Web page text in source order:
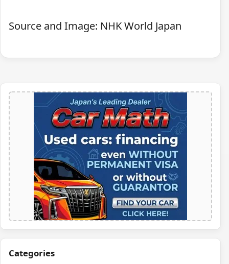
Source and Image: NHK World Japan
Categories